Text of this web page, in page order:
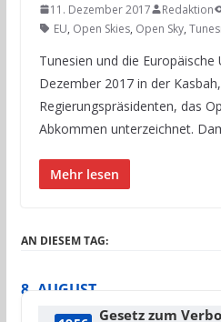
11. Dezember 2017 Redaktion
EU, Open Skies, Open Sky,
Tunesien und die Europäische
Dezember 2017 in der
Regierungspräsidenten, das
Abkommen unterzeichnet.
Mehr lesen
AN DIESEM TAG:
8. AUGUST
Gesetz zum